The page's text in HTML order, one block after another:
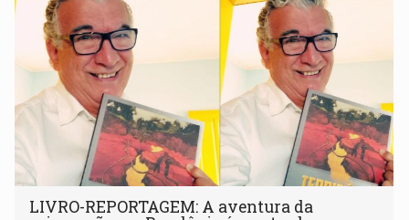
LIVRO-REPORTAGEM: A aventura da